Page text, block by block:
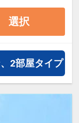
選択
2部屋タイプ